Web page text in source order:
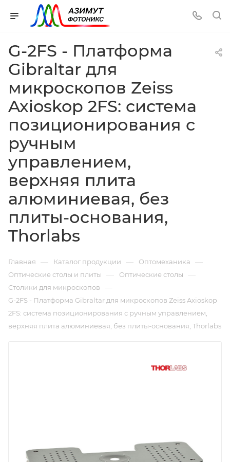
G-2FS - Платформа
Gibraltar для
микроскопов Zeiss
Axioskop 2FS: система
позиционирования с
ручным
управлением,
верхняя плита
алюминиевая, без
плиты-основания,
Thorlabs
Главная — Каталог продукции — Оптомеханика —
Оптические столы и плиты — Оптические столы —
Столики для микроскопов —
G-2FS - Платформа Gibraltar для микроскопов Zeiss Axioskop
2FS: система позиционирования с ручным управлением,
верхняя плита алюминиевая, без плиты-основания, Thorlabs